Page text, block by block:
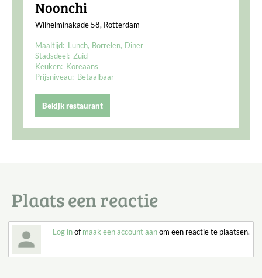
Noonchi
Wilhelminakade 58, Rotterdam
Maaltijd: Lunch Borrelen Diner
Stadsdeel: Zuid
Keuken: Koreaans
Prijsniveau: Betaalbaar
Bekijk restaurant
Plaats een reactie
Log inofmaak een account aanom een reactie te plaatsen.